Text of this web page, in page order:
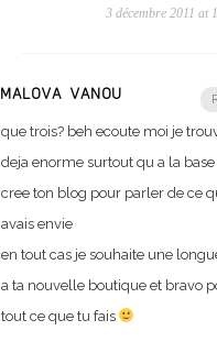
3 décembre 2011 at
MALOVA VANOU
que trois? beh ecoute moi je
deja enorme surtout qu a la base
cree ton blog pour parler de ce
avais envie
en tout cas je souhaite une
a ta nouvelle boutique et bravo
tout ce que tu fais